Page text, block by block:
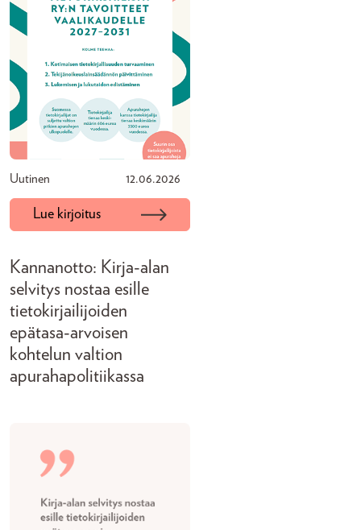
Uutinen 12.06.2026
Lue kirjoitus
Kannanotto: Kirja-alan
selvitys nostaa esille
tietokirjailijoiden
epätasa-arvoisen
kohtelun valtion
apurahapolitiikassa